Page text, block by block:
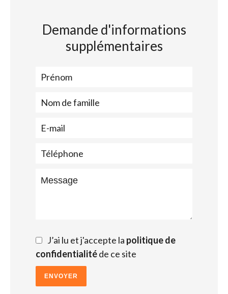
Demande d'informations
supplémentaires
J’ai lu et j'accepte la politique de
confidentialitéde ce site
ENVOYER